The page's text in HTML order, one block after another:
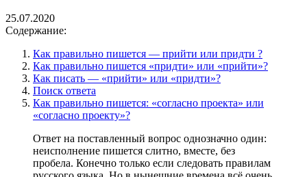
25.07.2020
Содержание:
Как правильно пишется — прийти или придти ?
Как правильно пишется «придти» или «прийти»?
Как писать — «прийти» или «придти»?
Поиск ответа
Как правильно пишется: «согласно проекта» или
«согласно проекту»?
Ответ на поставленный вопрос однозначно один:
неисполнение пишется слитно, вместе, без
пробела. Конечно только если следовать правилам